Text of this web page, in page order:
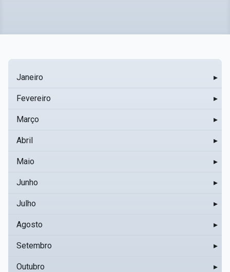
Janeiro ▸
Fevereiro ▸
Março ▸
Abril ▸
Maio ▸
Junho ▸
Julho ▸
Agosto ▸
Setembro ▸
Outubro ▸